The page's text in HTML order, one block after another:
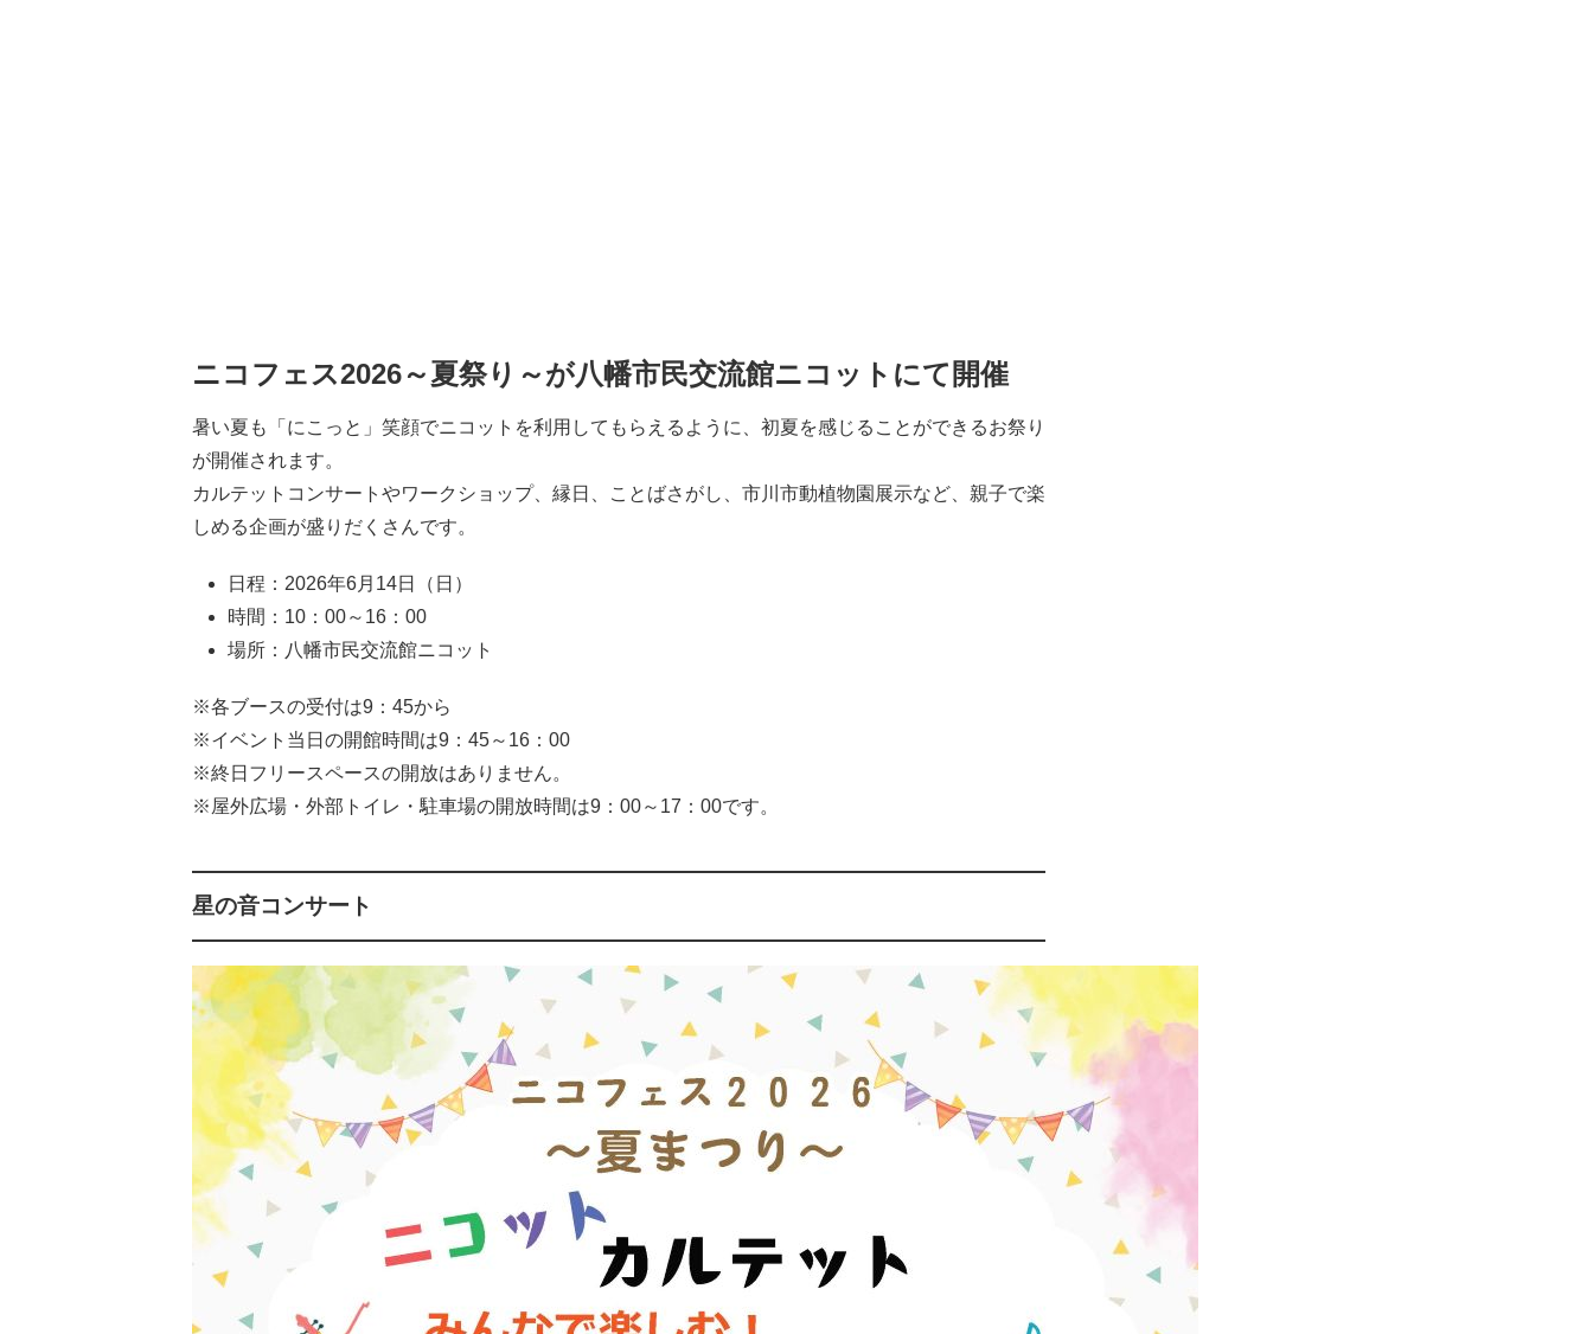
ニコフェス2026～夏祭り～が八幡市民交流館ニコットにて開催
暑い夏も「にこっと」笑顔でニコットを利用してもらえるように、初夏を感じることができるお祭り
が開催されます。
カルテットコンサートやワークショップ、縁日、ことばさがし、市川市動植物園展示など、親子で楽
しめる企画が盛りだくさんです。
日程：2026年6月14日（日）
時間：10：00～16：00
場所：八幡市民交流館ニコット
※各ブースの受付は9：45から
※イベント当日の開館時間は9：45～16：00
※終日フリースペースの開放はありません。
※屋外広場・外部トイレ・駐車場の開放時間は9：00～17：00です。
星の音コンサート